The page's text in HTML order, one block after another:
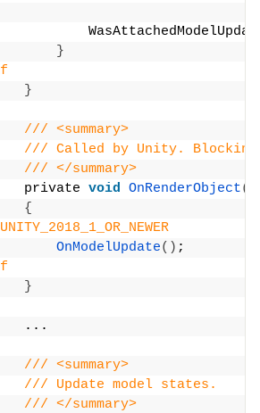
}
}
/// <summary>
/// Called by Unity.
/// </summary>
private
void OnRenderObject()
{
OnModelUpdate() ;
}
...
/// <summary>
/// Update model states.
/// </summary>